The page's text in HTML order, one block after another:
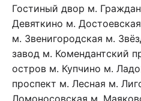
Гостиный двор м.
Девяткино м. Достоевская
м. Звенигородская м.
завод м. Комендантский
остров м. Купчино м.
проспект м. Лесная м.
Ломоносовская м.